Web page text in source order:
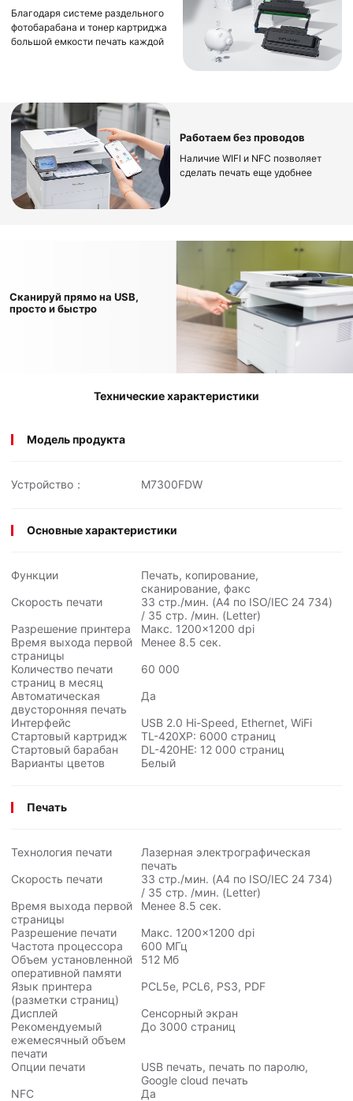
Благодаря системе раздельного
фотобарабана и тонер картриджа
большой емкости печать каждой
Работаем без проводов
Наличие WIFI и NFC позволяет
сделать печать еще удобнее
Сканируй прямо на USB,
просто и быстро
Технические характеристики
Модель продукта
Устройство： M7300FDW
Основные характеристики
Функции
Печать, копирование,
сканирование, факс
Скорость печати
33 стр./мин. (A4 по ISO/IEC 24 734)
/ 35 стр. /мин. (Letter)
Разрешение принтера
Макс. 1200×1200 dpi
Время выхода первой
страницы
Менее 8.5 сек.
Количество печати
страниц в месяц
60 000
Автоматическая
двусторонняя печать
Да
Интерфейс
USB 2.0 Hi-Speed, Ethernet, WiFi
Стартовый картридж
TL-420XP: 6000 страниц
Стартовый барабан
DL-420HE: 12 000 страниц
Варианты цветов
Белый
Печать
Технология печати
Лазерная электрографическая
печать
Скорость печати
33 стр./мин. (A4 по ISO/IEC 24 734)
/ 35 стр. /мин. (Letter)
Время выхода первой
страницы
Менее 8.5 сек.
Разрешение печати
Макс. 1200×1200 dpi
Частота процессора
600 МГц
Объем установленной
оперативной памяти
512 Мб
Язык принтера
(разметки страниц)
PCL5e, PCL6, PS3, PDF
Дисплей
Сенсорный экран
Рекомендуемый
ежемесячный объем
печати
До 3000 страниц
Опции печати
USB печать, печать по паролю,
Google cloud печать
NFC
Да